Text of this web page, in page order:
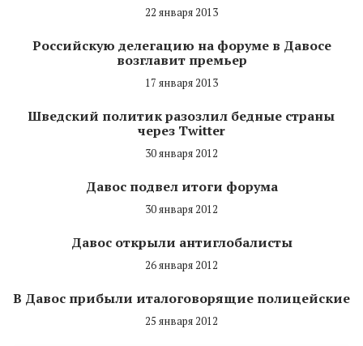
22 января 2013
Российскую делегацию на форуме в Давосе
возглавит премьер
17 января 2013
Шведский политик разозлил бедные страны
через Twitter
30 января 2012
Давос подвел итоги форума
30 января 2012
Давос открыли антиглобалисты
26 января 2012
В Давос прибыли италоговорящие полицейские
25 января 2012